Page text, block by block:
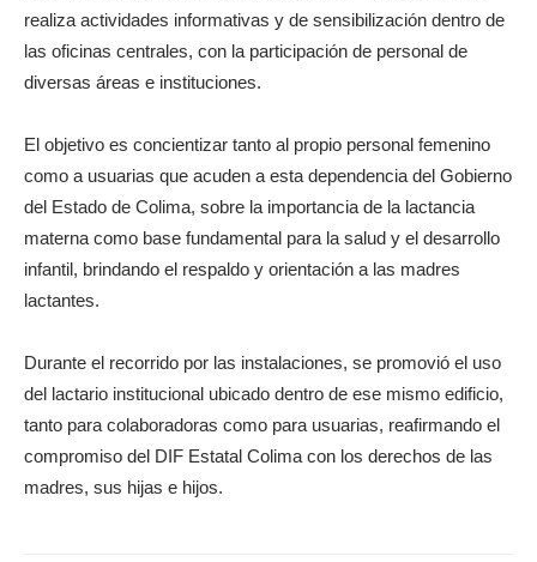
realiza actividades informativas y de sensibilización dentro de
las oficinas centrales, con la participación de personal de
diversas áreas e instituciones.
El objetivo es concientizar tanto al propio personal femenino
como a usuarias que acuden a esta dependencia del Gobierno
del Estado de Colima, sobre la importancia de la lactancia
materna como base fundamental para la salud y el desarrollo
infantil, brindando el respaldo y orientación a las madres
lactantes.
Durante el recorrido por las instalaciones, se promovió el uso
del lactario institucional ubicado dentro de ese mismo edificio,
tanto para colaboradoras como para usuarias, reafirmando el
compromiso del DIF Estatal Colima con los derechos de las
madres, sus hijas e hijos.